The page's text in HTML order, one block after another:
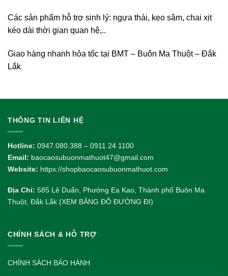
Các sản phẩm hỗ trợ sinh lý: ngựa thái, kẹo sâm, chai xịt
kéo dài thời gian quan hệ,..
Giao hàng nhanh hỏa tốc tại BMT – Buôn Ma Thuột – Đắk
Lắk
THÔNG TIN LIÊN HỆ
Hotline: 0947.080.388 – 0911 24 1100
Email: baocaosubuonmathuot47@gmail.com
Website: https://shopbaocaosubuonmathuot.com
Địa Chỉ: 585 Lê Duẩn, Phường Ea Kao, Thành phố Buôn Ma
Thuột, Đắk Lắk (XEM BẢNG ĐỒ ĐƯỜNG ĐI)
CHÍNH SÁCH & HỖ TRỢ
CHÍNH SÁCH BẢO HÀNH